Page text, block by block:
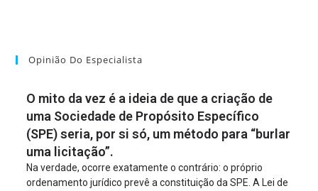
Opinião Do Especialista
O mito da vez é a ideia de que a criação de
uma Sociedade de Propósito Específico
(SPE) seria, por si só, um método para “burlar
uma licitação”.
Na verdade, ocorre exatamente o contrário: o próprio
ordenamento jurídico prevê a constituição da SPE. A Lei de